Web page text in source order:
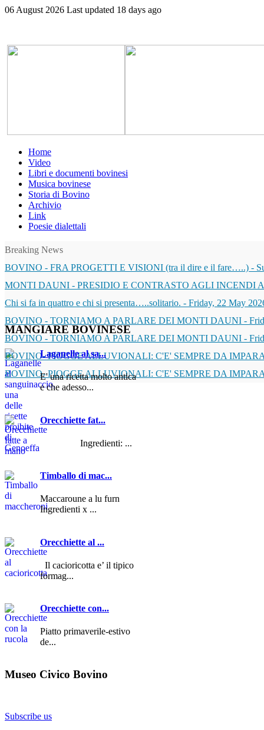
06 August 2026 Last updated 18 days ago
Home
Video
Libri e documenti bovinesi
Musica bovinese
Storia di Bovino
Archivio
Link
Poesie dialettali
Breaking News
BOVINO - FRA PROGETTI E VISIONI (tra il dire e il fare…..) -
MONTI DAUNI - PRESIDIO E CONTRASTO AGLI INCENDI
Chi si fa in quattro e chi si presenta…..solitario. - Friday, 22 May
BOVINO - TORNIAMO A PARLARE DEI MONTI DAUNI -
BOVINO - TORNIAMO A PARLARE DEI MONTI DAUNI -
BOVINO- PIOGGE ALLUVIONALI: C'E' SEMPRE DA
BOVINO- PIOGGE ALLUVIONALI: C'E' SEMPRE DA
MANGIAREBOVINESE
Laganelle al sa...
E' una ricetta molto antica
e che adesso...
Orecchiette fat...
Ingredienti: ...
Timballo di mac...
Maccaroune a lu furn
Ingredienti x ...
Orecchiette al ...
Il cacioricotta e’ il tipico
formag...
Orecchiette con...
Piatto primaverile-estivo
de...
Museo Civico Bovino
Subscribe us